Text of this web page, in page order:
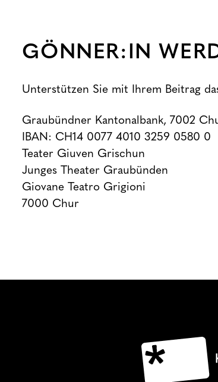
GÖNNER:IN
Unterstützen Sie mit Ihrem Beitrag
Graubündner Kantonalbank, 7002
IBAN: CH14 0077 4010 3259 0580 0
Teater Giuven Grischun
Junges Theater Graubünden
Giovane Teatro Grigioni
7000 Chur